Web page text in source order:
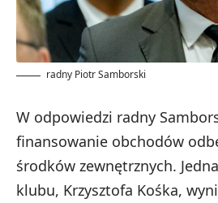
radny Piotr Samborski
W odpowiedzi radny
finansowanie obchodów
środków zewnętrznych.
klubu, Krzysztofa Kośka,